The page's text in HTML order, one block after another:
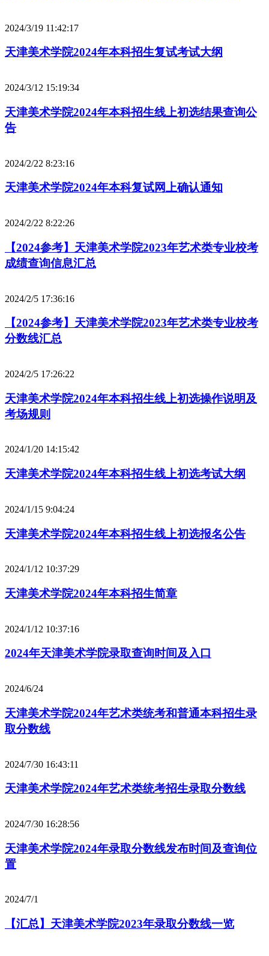
2024/3/19 11:42:17
天津美术学院2024年本科招生复试考试大纲
2024/3/12 15:19:34
天津美术学院2024年本科招生线上初选结果查询公
告
2024/2/22 8:23:16
天津美术学院2024年本科复试网上确认通知
2024/2/22 8:22:26
【2024参考】天津美术学院2023年艺术类专业校考
成绩查询信息汇总
2024/2/5 17:36:16
【2024参考】天津美术学院2023年艺术类专业校考
分数线汇总
2024/2/5 17:26:22
天津美术学院2024年本科招生线上初选操作说明及
考场规则
2024/1/20 14:15:42
天津美术学院2024年本科招生线上初选考试大纲
2024/1/15 9:04:24
天津美术学院2024年本科招生线上初选报名公告
2024/1/12 10:37:29
天津美术学院2024年本科招生简章
2024/1/12 10:37:16
2024年天津美术学院录取查询时间及入口
2024/6/24
天津美术学院2024年艺术类统考和普通本科招生录
取分数线
2024/7/30 16:43:11
天津美术学院2024年艺术类统考招生录取分数线
2024/7/30 16:28:56
天津美术学院2024年录取分数线发布时间及查询位
置
2024/7/1
【汇总】天津美术学院2023年录取分数线一览